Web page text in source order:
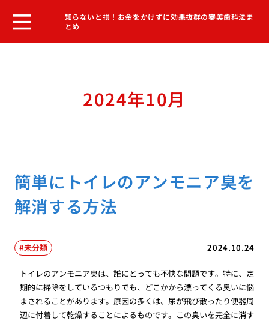
知らないと損！お金をかけずに効果抜群の審美歯科法ま
とめ
2024年10月
簡単にトイレのアンモニア臭を
解消する方法
2024.10.24
未分類
トイレのアンモニア臭は、誰にとっても不快な問題です。特に、定
期的に掃除をしているつもりでも、どこかから漂ってくる臭いに悩
まされることがあります。原因の多くは、尿が飛び散ったり便器周
辺に付着して乾燥することによるものです。この臭いを完全に消す